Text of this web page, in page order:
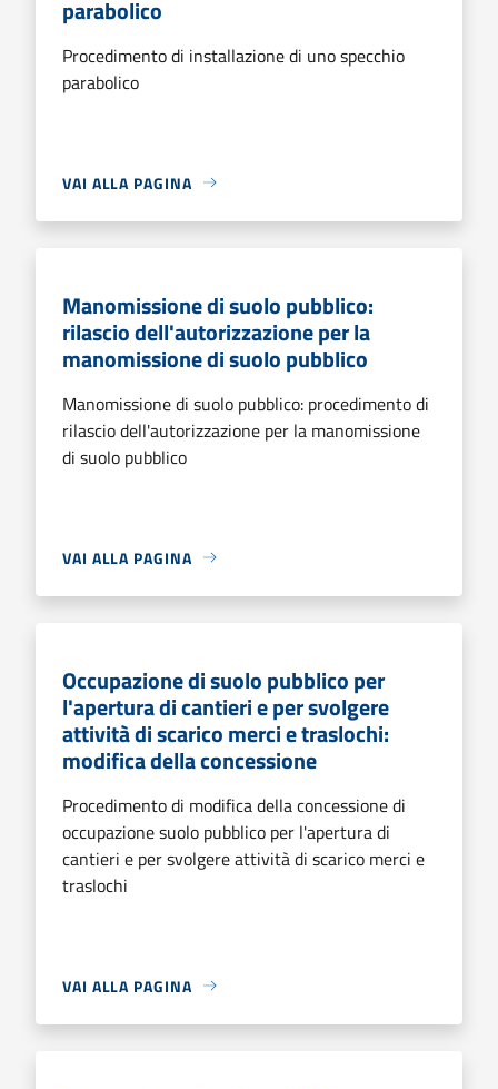
parabolico
Procedimento di installazione di uno specchio
parabolico
VAI ALLA PAGINA
Manomissione di suolo pubblico:
rilascio dell'autorizzazione per la
manomissione di suolo pubblico
Manomissione di suolo pubblico: procedimento di
rilascio dell'autorizzazione per la manomissione
di suolo pubblico
VAI ALLA PAGINA
Occupazione di suolo pubblico per
l'apertura di cantieri e per svolgere
attività di scarico merci e traslochi:
modifica della concessione
Procedimento di modifica della concessione di
occupazione suolo pubblico per l'apertura di
cantieri e per svolgere attività di scarico merci e
traslochi
VAI ALLA PAGINA